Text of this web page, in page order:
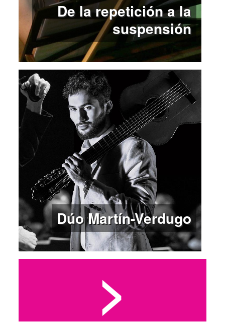
De la repetición a la
suspensión
Dúo Martín-Verdugo
>